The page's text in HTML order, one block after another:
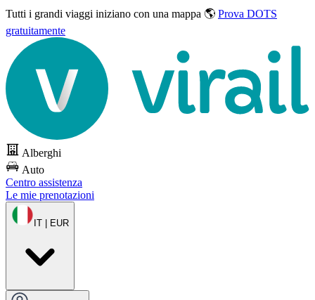
Tutti i grandi viaggi iniziano con una mappa 🌎 Prova DOTS
gratuitamente
Alberghi
Auto
Centro assistenza
Le mie prenotazioni
IT | EUR